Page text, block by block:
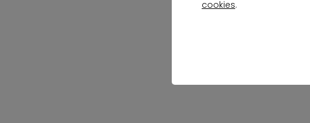
cookies.